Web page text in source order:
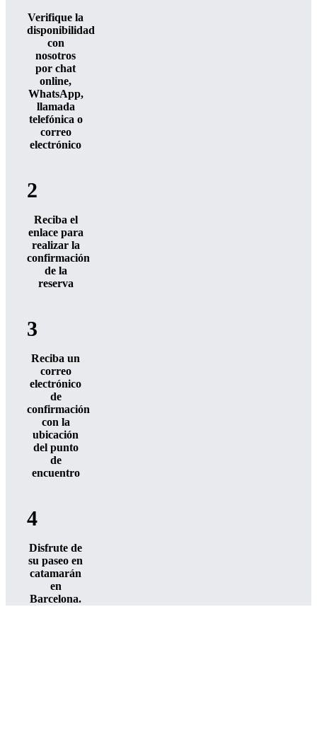
Verifique la
disponibilidad
con
nosotros
por chat
online,
WhatsApp,
llamada
telefónica o
correo
electrónico
2
Reciba el
enlace para
realizar la
confirmación
de la
reserva
3
Reciba un
correo
electrónico
de
confirmación
con la
ubicación
del punto
de
encuentro
4
Disfrute de
su paseo en
catamarán
en
Barcelona.